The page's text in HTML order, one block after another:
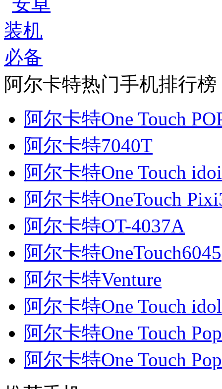
阿尔卡特热门手机排行榜
阿尔卡特One Touch
阿尔卡特7040T
阿尔卡特One Touch idoi
阿尔卡特OneTouch
阿尔卡特OT-4037A
阿尔卡特OneTouch6045
阿尔卡特Venture
阿尔卡特One Touch
阿尔卡特One Touch
阿尔卡特One Touch